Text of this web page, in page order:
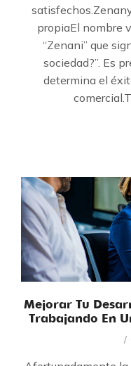
propiaEl nombre
“Zenani” que
sociedad?”. Es
determina el
Mejorar Tu
Trabajando En
/